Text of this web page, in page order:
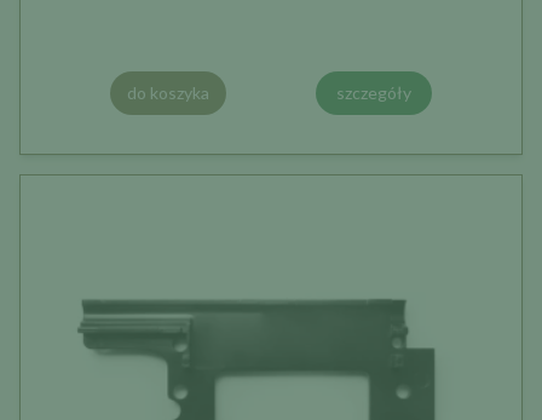
do koszyka szczegóły